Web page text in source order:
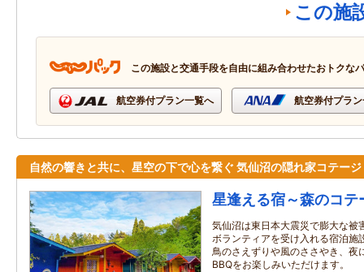
この施
この施設と交通手段を自由に組み合わせたおトクな
航空券付プラン一覧へ 航空券付プラ
自然の響きと共に、星空の下で心を繋ぐ 気仙沼の隠れ家コテージ
星逢える宿～森のコテ
気仙沼は東日本大震災で膨大な被
ボランティアを受け入れる宿泊施
鳥のさえずりや風のささやき、夜
BBQをお楽しみいただけます。